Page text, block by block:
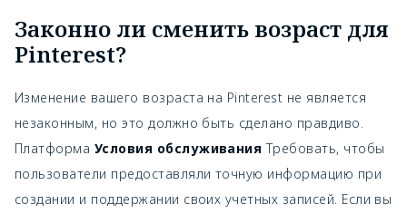
Законно ли сменить возраст для
Pinterest?
Изменение вашего возраста на Pinterest не является
незаконным, но это должно быть сделано правдиво.
Платформа Условия обслуживанияТребовать, чтобы
пользователи предоставляли точную информацию при
создании и поддержании своих учетных записей. Если вы